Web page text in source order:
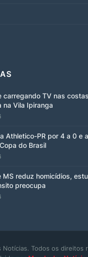
carregando TV nas
na Vila Ipiranga
Athletico-PR por 4 a 0 e
do Brasil
MS reduz homicídios,
preocupa
Todos os direitos